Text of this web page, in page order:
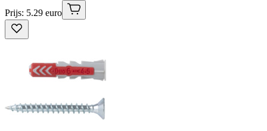
Prijs: 5.29 euro